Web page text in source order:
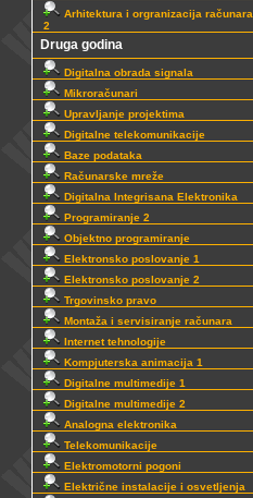
Arhitektura i orgranizacija računara
2
Druga godina
Digitalna obrada signala
Mikroračunari
Upravljanje projektima
Digitalne telekomunikacije
Baze podataka
Računarske mreže
Digitalna Integrisana Elektronika
Programiranje 2
Objektno programiranje
Elektronsko poslovanje 1
Elektronsko poslovanje 2
Trgovinsko pravo
Montaža i servisiranje računara
Internet tehnologije
Kompjuterska animacija 1
Digitalne multimedije 1
Digitalne multimedije 2
Analogna elektronika
Telekomunikacije
Elektromotorni pogoni
Električne instalacije i osvetljenja